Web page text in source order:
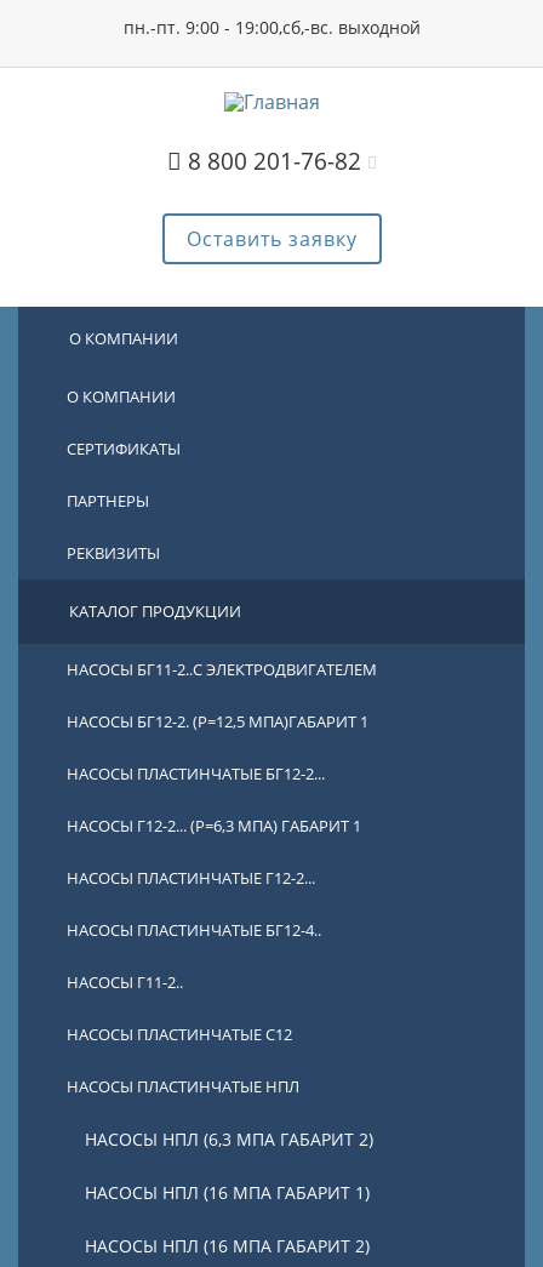
пн.-пт. 9:00 - 19:00,сб,-вс. выходной
8 800 201-76-82
Оставить заявку
О КОМПАНИИ
О КОМПАНИИ
СЕРТИФИКАТЫ
ПАРТНЕРЫ
РЕКВИЗИТЫ
КАТАЛОГ ПРОДУКЦИИ
НАСОСЫ БГ11-2..С ЭЛЕКТРОДВИГАТЕЛЕМ
НАСОСЫ БГ12-2. (Р=12,5 МПА)ГАБАРИТ 1
НАСОСЫ ПЛАСТИНЧАТЫЕ БГ12-2...
НАСОСЫ Г12-2... (Р=6,3 МПА) ГАБАРИТ 1
НАСОСЫ ПЛАСТИНЧАТЫЕ Г12-2...
НАСОСЫ ПЛАСТИНЧАТЫЕ БГ12-4..
НАСОСЫ Г11-2..
НАСОСЫ ПЛАСТИНЧАТЫЕ С12
НАСОСЫ ПЛАСТИНЧАТЫЕ НПЛ
НАСОСЫ НПЛ (6,3 МПА ГАБАРИТ 2)
НАСОСЫ НПЛ (16 МПА ГАБАРИТ 1)
НАСОСЫ НПЛ (16 МПА ГАБАРИТ 2)